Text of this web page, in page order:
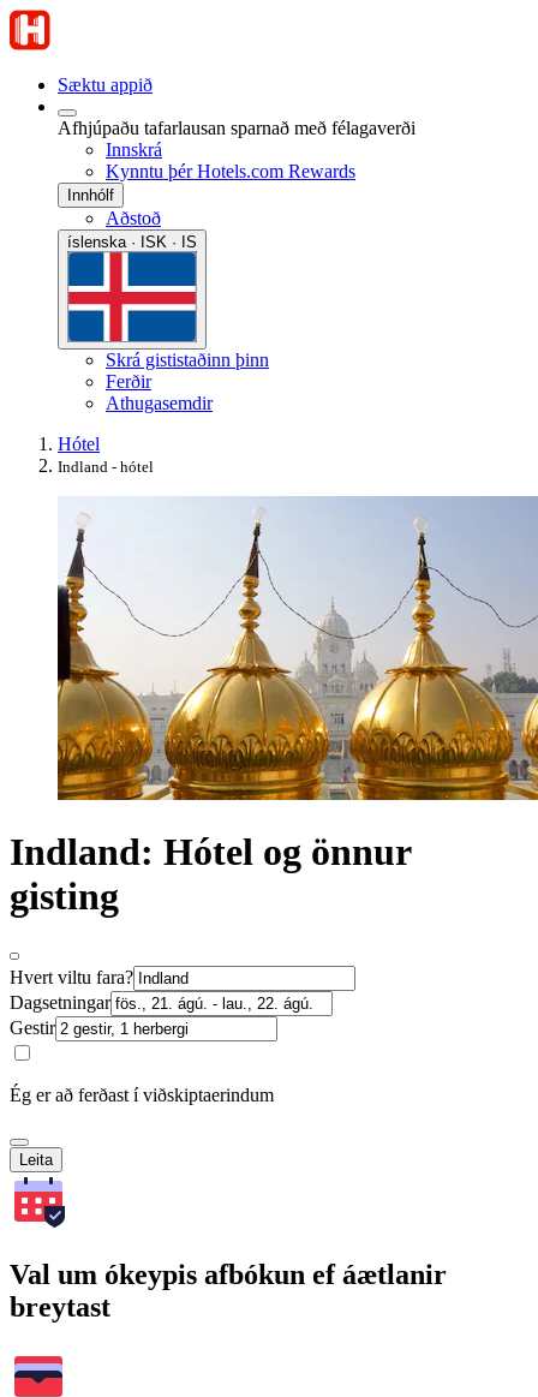
Sæktu appið
Afhjúpaðu tafarlausan sparnað með félagaverði
Innskrá
Kynntu þér Hotels.com Rewards
Innhólf
Aðstoð
íslenska · ISK · IS
Skrá gististaðinn þinn
Ferðir
Athugasemdir
Hótel
Indland - hótel
Indland: Hótel og önnur
gisting
Hvert viltu fara?
Dagsetningar
Gestir
Ég er að ferðast í viðskiptaerindum
Leita
Val um ókeypis afbókun ef áætlanir
breytast